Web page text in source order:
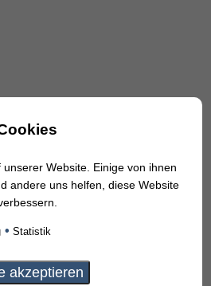
Website. Einige von ihnen
andere uns helfen, diese Website
• Statistik